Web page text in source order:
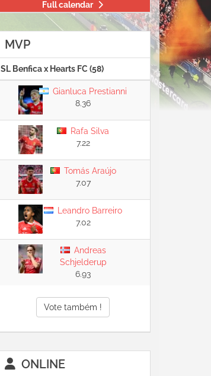
Full calendar
MVP
SL Benfica x Hearts FC (58)
Gianluca Prestianni
8.36
Rafa Silva
7.22
Tomás Araújo
7.07
Leandro Barreiro
7.02
Andreas
Schjelderup
6.93
Vote também !
ONLINE